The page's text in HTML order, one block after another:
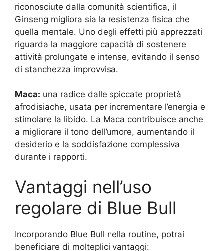
riconosciute dalla comunità scientifica, il
Ginseng migliora sia la resistenza fisica che
quella mentale. Uno degli effetti più apprezzati
riguarda la maggiore capacità di sostenere
attività prolungate e intense, evitando il senso
di stanchezza improvvisa.
Maca: una radice dalle spiccate proprietà
afrodisiache, usata per incrementare l’energia e
stimolare la libido. La Maca contribuisce anche
a migliorare il tono dell’umore, aumentando il
desiderio e la soddisfazione complessiva
durante i rapporti.
Vantaggi nell’uso
regolare di Blue Bull
Incorporando Blue Bull nella routine, potrai
beneficiare di molteplici vantaggi: